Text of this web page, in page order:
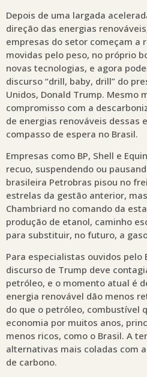
Depois de uma largada
direção das energias
empresas do setor começam a
movidas pelo peso, no próprio
novas tecnologias, e agora
discurso “drill, baby, drill” do
Unidos, Donald Trump. Mesmo
compromisso com a
de energias renováveis dessas
compasso de espera no Brasil.
Empresas como BP, Shell e
recuo, suspendendo ou
brasileira Petrobras pisou no
estrelas da gestão anterior,
Chambriard no comando da
produção de etanol, caminho
para substituir, no futuro, a
Para especialistas ouvidos pelo
discurso de Trump deve
petróleo, e o momento atual é
energia renovável dão menos
do que o petróleo, combustível
economia por muitos anos,
menos ricos, como o Brasil. A
alternativas mais coladas com
de carbono.